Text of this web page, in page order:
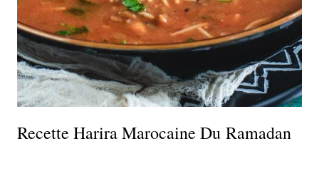
Recette Harira Marocaine Du Ramadan